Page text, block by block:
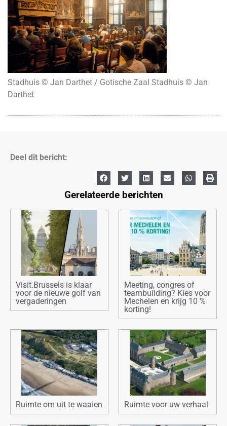
Stadhuis © Jan Darthet / Gotische Zaal Stadhuis © Jan
Darthet
Deel dit bericht:
Gerelateerde berichten
Visit.Brussels is klaar
voor de nieuwe golf van
vergaderingen
Meeting, congres of
teambuilding? Kies voor
Mechelen en krijg 10 %
korting!
Ruimte om uit te waaien Ruimte voor uw verhaal